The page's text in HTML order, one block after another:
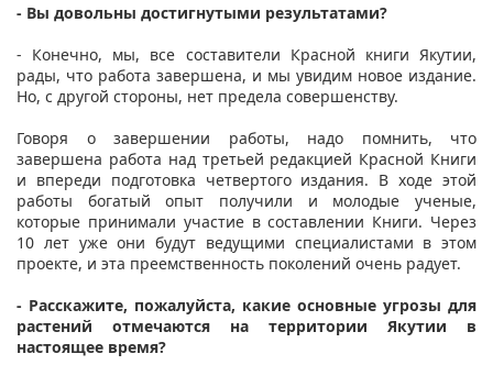
- Вы довольны достигнутыми результатами?
- Конечно, мы, все составители Красной книги Якутии,
рады, что работа завершена, и мы увидим новое издание.
Но, с другой стороны, нет предела совершенству.
Говоря о завершении работы, надо помнить, что
завершена работа над третьей редакцией Красной Книги
и впереди подготовка четвертого издания. В ходе этой
работы богатый опыт получили и молодые ученые,
которые принимали участие в составлении Книги. Через
10 лет уже они будут ведущими специалистами в этом
проекте, и эта преемственность поколений очень радует.
- Расскажите, пожалуйста, какие основные угрозы для
растений отмечаются на территории Якутии в
настоящее время?